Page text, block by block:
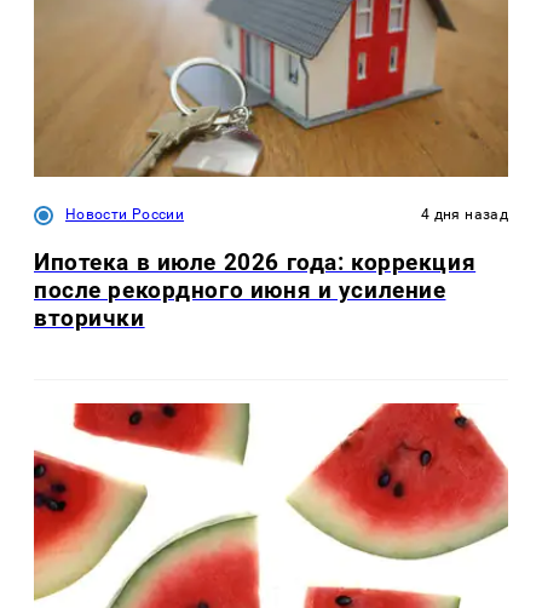
Новости России 4 дня назад
Ипотека в июле 2026 года: коррекция
после рекордного июня и усиление
вторички